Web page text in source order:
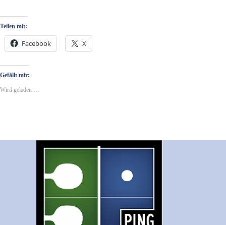
Teilen mit:
Facebook X
Gefällt mir:
Wird geladen …